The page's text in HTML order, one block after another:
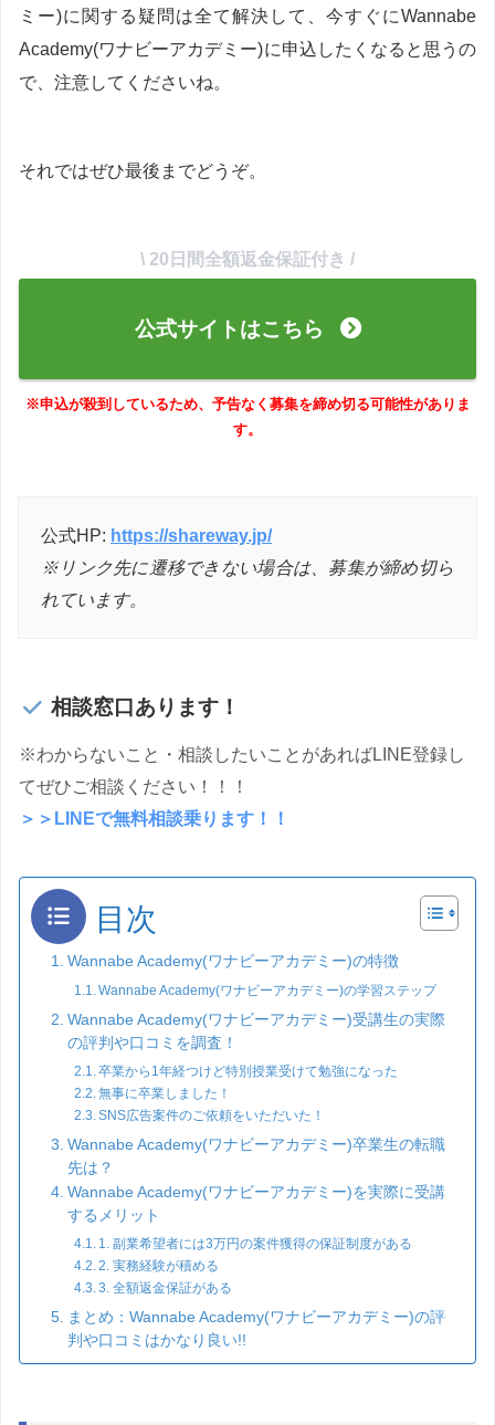
ミー)に関する疑問は全て解決して、今すぐにWannabe
Academy(ワナビーアカデミー)に申込したくなると思うの
で、注意してくださいね。
それではぜひ最後までどうぞ。
\ 20日間全額返金保証付き /
公式サイトはこちら
※申込が殺到しているため、予告なく募集を締め切る可能性がありま
す。
公式HP: https://shareway.jp/
※リンク先に遷移できない場合は、募集が締め切ら
れています。
相談窓口あります！
※わからないこと・相談したいことがあればLINE登録し
てぜひご相談ください！！！
＞＞LINEで無料相談乗ります！！
目次
Wannabe Academy(ワナビーアカデミー)の特徴
Wannabe Academy(ワナビーアカデミー)の学習ステップ
Wannabe Academy(ワナビーアカデミー)受講生の実際
の評判や口コミを調査！
卒業から1年経つけど特別授業受けて勉強になった
無事に卒業しました！
SNS広告案件のご依頼をいただいた！
Wannabe Academy(ワナビーアカデミー)卒業生の転職
先は？
Wannabe Academy(ワナビーアカデミー)を実際に受講
するメリット
1. 副業希望者には3万円の案件獲得の保証制度がある
2. 実務経験が積める
3. 全額返金保証がある
まとめ：Wannabe Academy(ワナビーアカデミー)の評
判や口コミはかなり良い!!